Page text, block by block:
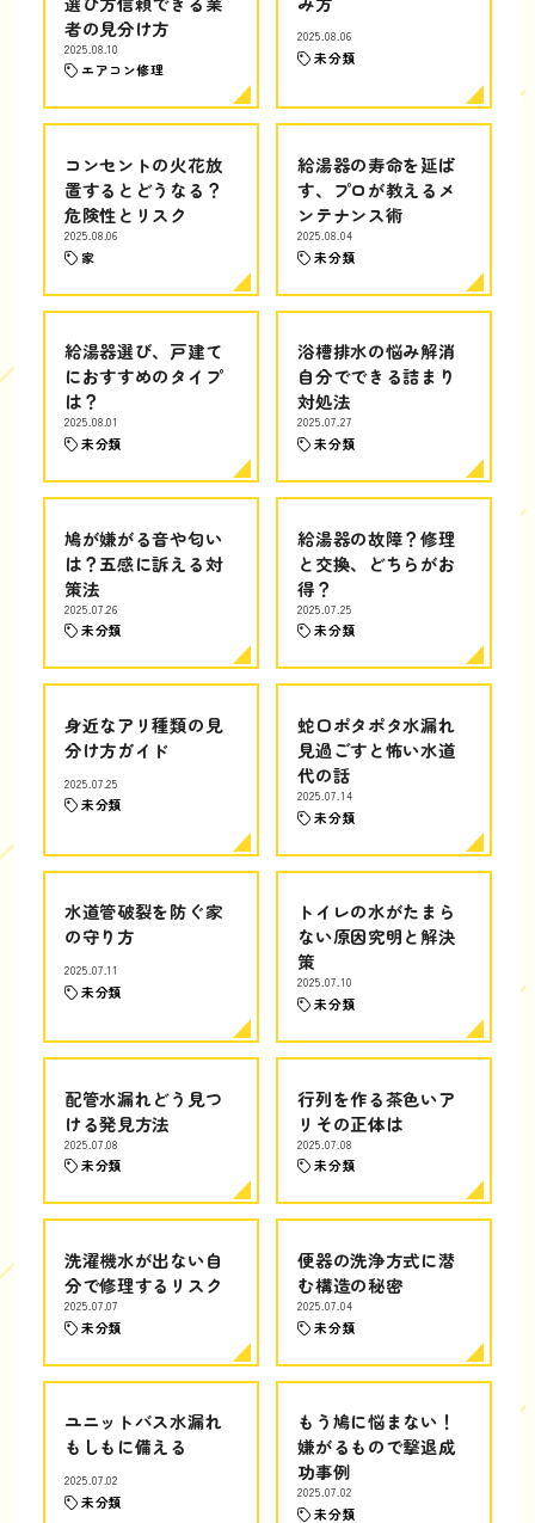
者の見分け方
2025.08.10
エアコン修理
2025.08.06
未分類
コンセントの火花放
置するとどうなる？
危険性とリスク
2025.08.06
家
給湯器の寿命を延ば
す、プロが教えるメ
ンテナンス術
2025.08.04
未分類
給湯器選び、戸建て
におすすめのタイプ
は？
2025.08.01
未分類
浴槽排水の悩み解消
自分でできる詰まり
対処法
2025.07.27
未分類
鳩が嫌がる音や匂い
は？五感に訴える対
策法
2025.07.26
未分類
給湯器の故障？修理
と交換、どちらがお
得？
2025.07.25
未分類
身近なアリ種類の見
分け方ガイド
2025.07.25
未分類
蛇口ポタポタ水漏れ
見過ごすと怖い水道
代の話
2025.07.14
未分類
水道管破裂を防ぐ家
の守り方
2025.07.11
未分類
トイレの水がたまら
ない原因究明と解決
策
2025.07.10
未分類
配管水漏れどう見つ
ける発見方法
2025.07.08
未分類
行列を作る茶色いア
リその正体は
2025.07.08
未分類
洗濯機水が出ない自
分で修理するリスク
2025.07.07
未分類
便器の洗浄方式に潜
む構造の秘密
2025.07.04
未分類
ユニットバス水漏れ
もしもに備える
2025.07.02
未分類
もう鳩に悩まない！
嫌がるもので撃退成
功事例
2025.07.02
未分類